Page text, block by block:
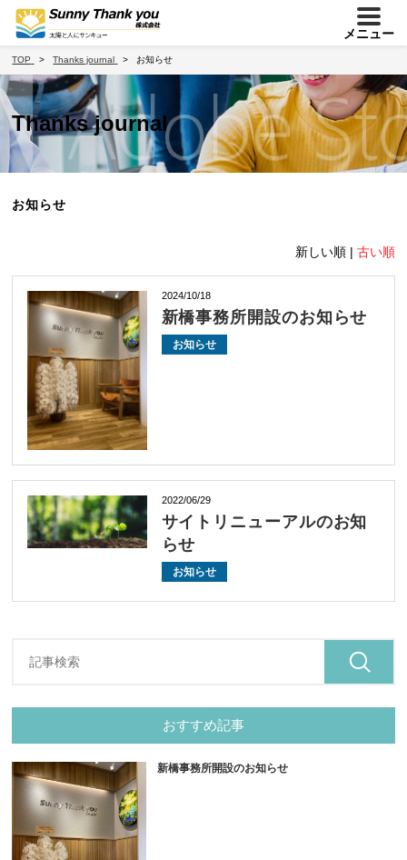
メニュー
TOP Thanks journal お知らせ
Thanks journal
お知らせ
新しい順 | 古い順
2024/10/18
新橋事務所開設のお知らせ
お知らせ
2022/06/29
サイトリニューアルのお知
らせ
お知らせ
おすすめ記事
新橋事務所開設のお知らせ